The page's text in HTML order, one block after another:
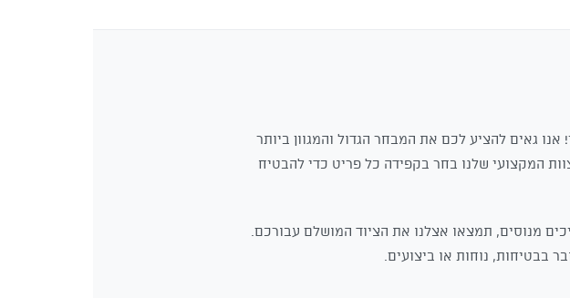
אנו גאים להציע לכם את המבחר הגדול והמגוון ביותר
בעולם. הצוות המקצועי שלנו בחר בקפידה כל פריט כדי להבטיח
מנוסים, תמצאו אצלנו את הציוד המושלם עבורכם.
בבטיחות, נוחות או ביצועים.